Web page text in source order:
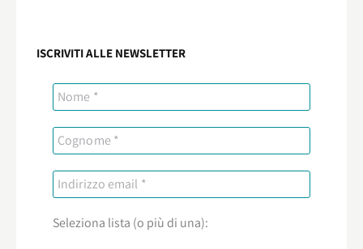
ISCRIVITI ALLE NEWSLETTER
Seleziona lista (o più di una):